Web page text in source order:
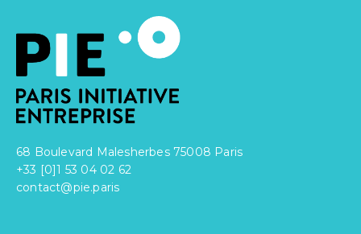
68 Boulevard Malesherbes 75008 Paris
+33 [0]1 53 04 02 62
contact@pie.paris